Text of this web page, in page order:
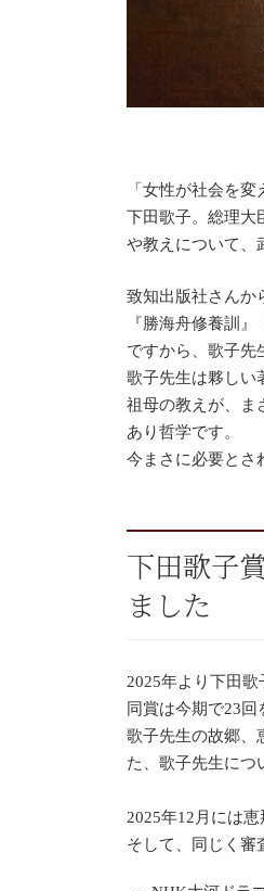
「女性が社会を
下田歌子。総理大
や教えについて、
致知出版社さんか
『勝海舟修養訓
ですから、歌子先
歌子先生は夥しい
祖母の教えが、ま
あり哲学です。
今まさに必要とさ
下田歌子
ました
2025年より下田歌
同賞は今期で23
歌子先生の故郷、
た、歌子先生につ
2025年12月には
そして、同じく審